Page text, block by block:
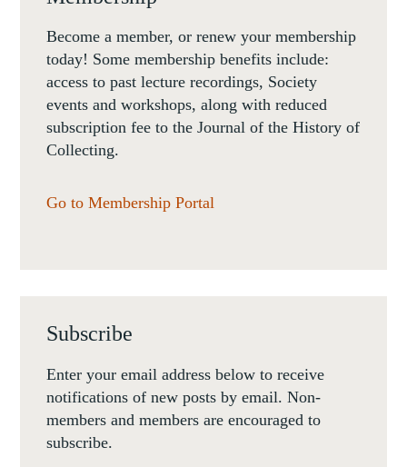
Become a member, or renew your membership
today! Some membership benefits include:
access to past lecture recordings, Society
events and workshops, along with reduced
subscription fee to the Journal of the History of
Collecting.
Go to Membership Portal
Subscribe
Enter your email address below to receive
notifications of new posts by email. Non-
members and members are encouraged to
subscribe.